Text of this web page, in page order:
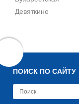
Девяткино
ПОИСК ПО САЙТУ